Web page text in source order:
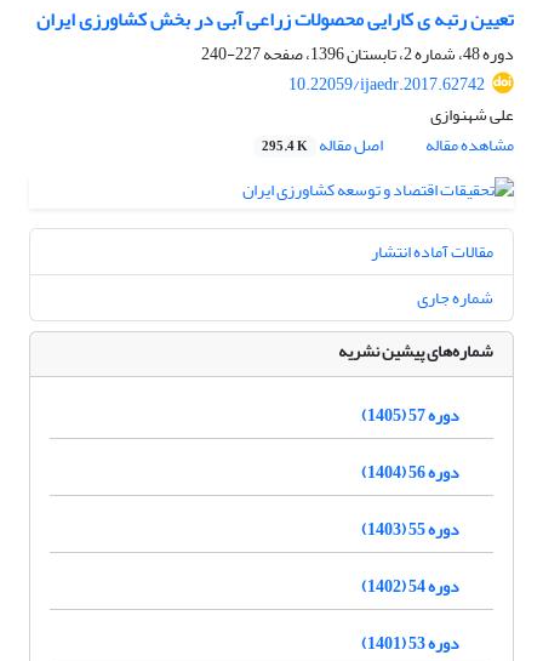
تعیین رتبه ی کارایی محصولات زراعی آبی در بخش کشاورزی ایران
دوره 48، شماره 2، تابستان 1396، صفحه
227-240
10.22059/ijaedr.2017.62742
علی شهنوازی
مشاهده مقاله
اصل مقاله 295.4 K
مقالات آماده انتشار
شماره جاری
شماره‌های پیشین نشریه
دوره 57 (1405)
دوره 56 (1404)
دوره 55 (1403)
دوره 54 (1402)
دوره 53 (1401)